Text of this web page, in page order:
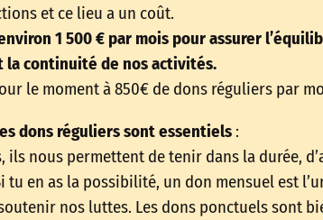
et ce lieu a un coût.
1 500 € par mois pour assurer
la continuité de nos activités.
le moment à 850€ de dons réguliers par
dons réguliers sont essentiels:
ils nous permettent de tenir dans la durée,
tu en as la possibilité, un don mensuel est
nos luttes. Les dons ponctuels sont